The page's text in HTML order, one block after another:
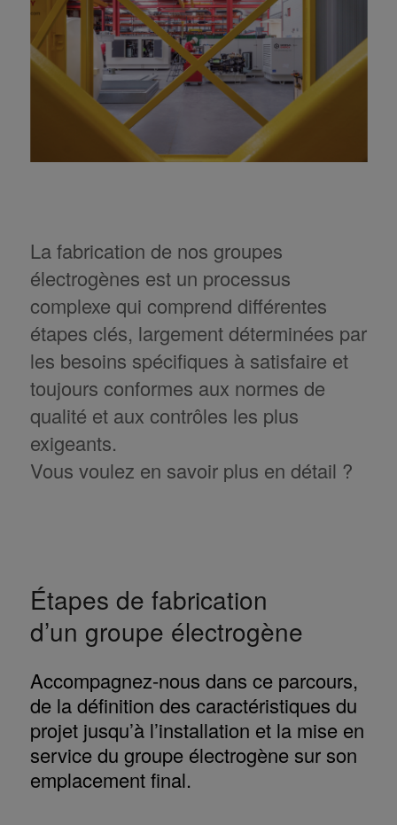
La fabrication de nos groupes
électrogènes est un processus
complexe qui comprend différentes
étapes clés, largement déterminées par
les besoins spécifiques à satisfaire et
toujours conformes aux normes de
qualité et aux contrôles les plus
exigeants.
Vous voulez en savoir plus en détail ?
Étapes de fabrication
d’un groupe électrogène
Accompagnez-nous dans ce parcours,
de la définition des caractéristiques du
projet jusqu’à l’installation et la mise en
service du groupe électrogène sur son
emplacement final.